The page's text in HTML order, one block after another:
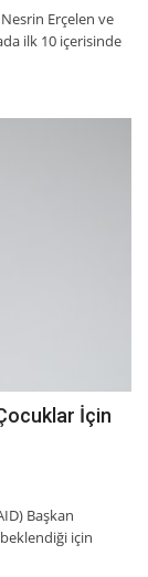
Erçelen ve
ilk 10 içerisinde
Çocuklar İçin
Başkan
beklendiği için